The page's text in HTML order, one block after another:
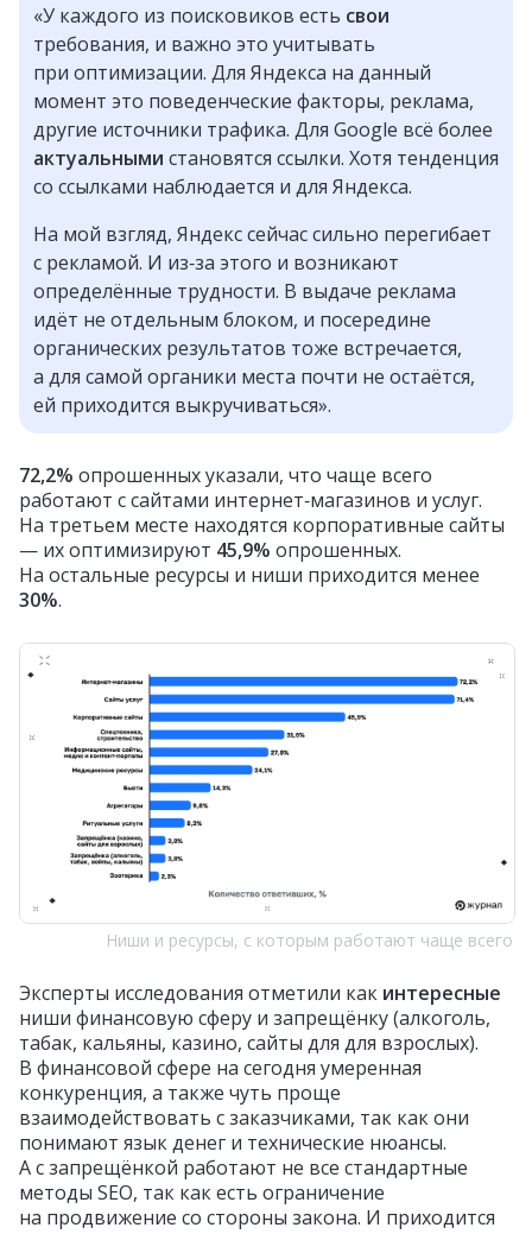
«У каждого из поисковиков есть свои
требования, и важно это учитывать
при оптимизации. Для Яндекса на данный
момент это поведенческие факторы, реклама,
другие источники трафика. Для Google всё более
актуальными становятся ссылки. Хотя тенденция
со ссылками наблюдается и для Яндекса.
На мой взгляд, Яндекс сейчас сильно перегибает
с рекламой. И из‑за этого и возникают
определённые трудности. В выдаче реклама
идёт не отдельным блоком, и посередине
органических результатов тоже встречается,
а для самой органики места почти не остаётся,
ей приходится выкручиваться».
72,2% опрошенных указали, что чаще всего
работают с сайтами интернет‑магазинов и услуг.
На третьем месте находятся корпоративные сайты
— их оптимизируют 45,9% опрошенных.
На остальные ресурсы и ниши приходится менее
30%.
Ниши и ресурсы, с которым работают чаще всего
Эксперты исследования отметили как интересные
ниши финансовую сферу и запрещёнку (алкоголь,
табак, кальяны, казино, сайты для для взрослых).
В финансовой сфере на сегодня умеренная
конкуренция, а также чуть проще
взаимодействовать с заказчиками, так как они
понимают язык денег и технические нюансы.
А с запрещёнкой работают не все стандартные
методы SEO, так как есть ограничение
на продвижение со стороны закона. И приходится